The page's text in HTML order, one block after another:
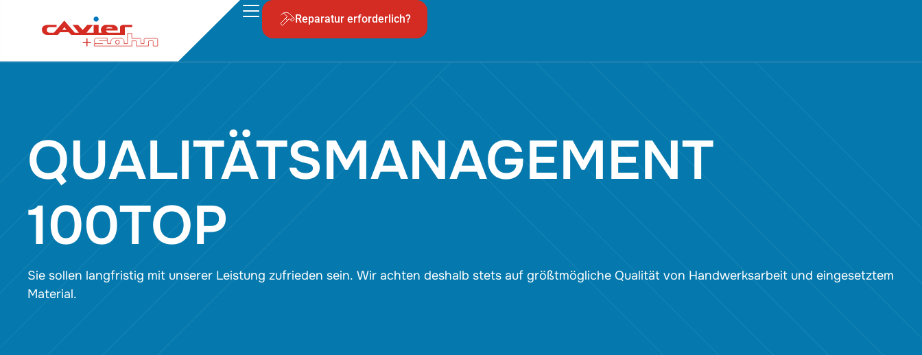
Reparatur erforderlich?
QUALITÄTSMANAGEMENT
100TOP
Sie sollen langfristig mit unserer Leistung zufrieden sein. Wir achten deshalb stets auf größtmögliche Qualität von Handwerksarbeit und eingesetztem
Material.